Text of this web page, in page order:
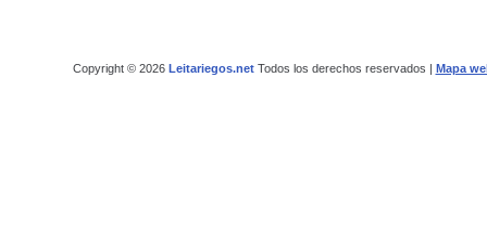
Copyright © 2026 Leitariegos.netTodos los derechos reservados | Mapa